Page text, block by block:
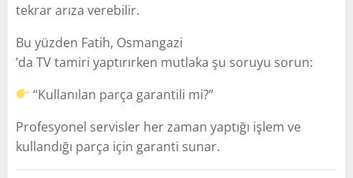
tekrar arıza verebilir.
Bu yüzden Fatih, Osmangazi
’da TV tamiri yaptırırken mutlaka şu soruyu sorun:
“Kullanılan parça garantili mi?”
Profesyonel servisler her zaman yaptığı işlem ve
kullandığı parça için garanti sunar.